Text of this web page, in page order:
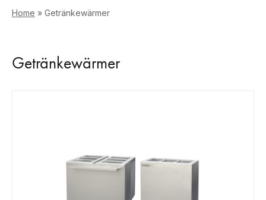
Home » Getränkewärmer
Getränkewärmer